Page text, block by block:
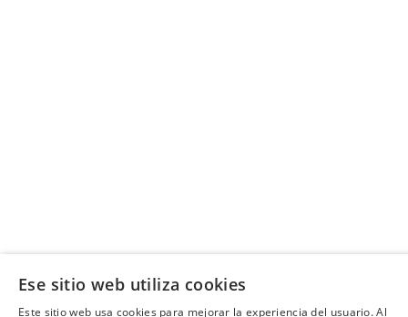
Ese sitio web utiliza cookies
Este sitio web usa cookies para mejorar la experiencia del usuario. Al